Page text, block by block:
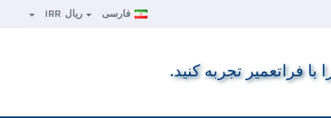
فارسی ریال IRR
فراتعمیر تجربه کنید.